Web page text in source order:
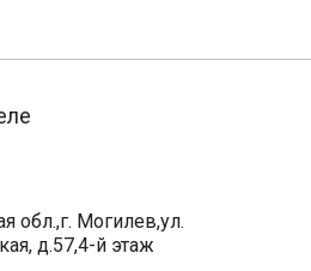
обл.,г. Могилев,ул.
д.57,4-й этаж